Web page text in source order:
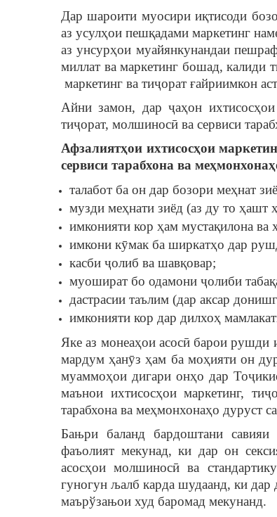
Дар шароити муосири иқтисоди
аз усулҳои пешқадами маркетинг
аз унсурҳои муайянкунандаи
миллат ва маркетинг бошад, калиди
маркетинг ва тиҷорат ғайриимкон
Айни замон, дар ҷаҳон ихтисосҳои
тиҷорат, молшиносӣ ва сервиси
Афзалиятҳои ихтисосҳои
сервиси тарабхона ва меҳмонхонаҳ
талабот ба он дар бозори меҳнат
музди меҳнати зиёд (аз ду то
имконияти кор ҳам мустақилона ва
имкони кӯмак ба ширкатҳо дар
касби ҷолиб ва шавқовар;
муошират бо одамони ҷолиби
дастрасии таълим (дар аксар
имконияти кор дар дилхоҳ
Яке аз монеаҳои асосӣ барои рушди
мардум ҳанӯз ҳам ба моҳияти он
муаммоҳои дигари онҳо дар
маънои ихтисосҳои маркетинг,
тарабхона ва меҳмонхонаҳо дуруст
Бањри баланд бардоштани
фаъолият мекунад, ки дар он
асосҳои молшиносӣ ва
гуногун љалб карда шудаанд, ки
маърўзањои худ баромад мекунанд.